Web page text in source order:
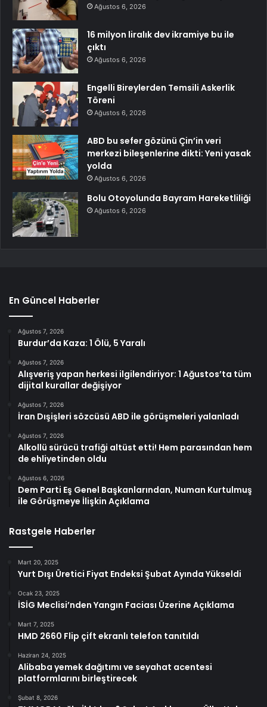
Ağustos 6, 2026
16 milyon liralık dev ikramiye bu ile
çıktı
Ağustos 6, 2026
Engelli Bireylerden Temsili Askerlik
Töreni
Ağustos 6, 2026
ABD bu sefer gözünü Çin’in veri
merkezi bileşenlerine dikti: Yeni yasak
yolda
Ağustos 6, 2026
Bolu Otoyolunda Bayram Hareketliliği
Ağustos 6, 2026
En Güncel Haberler
Ağustos 7, 2026
Burdur’da Kaza: 1 Ölü, 5 Yaralı
Ağustos 7, 2026
Alışveriş yapan herkesi ilgilendiriyor: 1 Ağustos’ta tüm
dijital kurallar değişiyor
Ağustos 7, 2026
İran Dışişleri sözcüsü ABD ile görüşmeleri yalanladı
Ağustos 7, 2026
Alkollü sürücü trafiği altüst etti! Hem parasından hem
de ehliyetinden oldu
Ağustos 6, 2026
Dem Parti Eş Genel Başkanlarından, Numan Kurtulmuş
ile Görüşmeye İlişkin Açıklama
Rastgele Haberler
Mart 20, 2025
Yurt Dışı Üretici Fiyat Endeksi Şubat Ayında Yükseldi
Ocak 23, 2025
İSİG Meclisi’nden Yangın Faciası Üzerine Açıklama
Mart 7, 2025
HMD 2660 Flip çift ekranlı telefon tanıtıldı
Haziran 24, 2025
Alibaba yemek dağıtımı ve seyahat acentesi
platformlarını birleştirecek
Şubat 8, 2026